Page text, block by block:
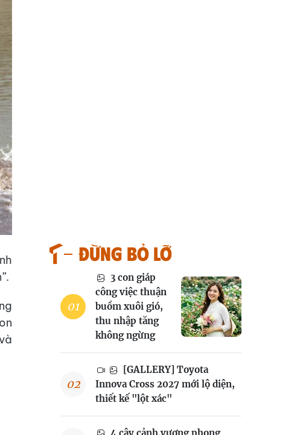
Đừng bỏ lỡ
3 con giáp
công việc thuận
buồm xuôi gió,
thu nhập tăng
không ngừng
[GALLERY] Toyota
Innova Cross 2027 mới lộ diện,
thiết kế "lột xác"
4 cây cảnh vượng phong